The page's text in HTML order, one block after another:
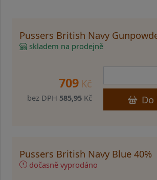
Pussers British Navy
skladem na prodejně
709 Kč
bez DPH 585,95 Kč Do
Pussers British Navy Blue 40%
dočasně vyprodáno